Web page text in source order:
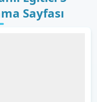
Sayfası